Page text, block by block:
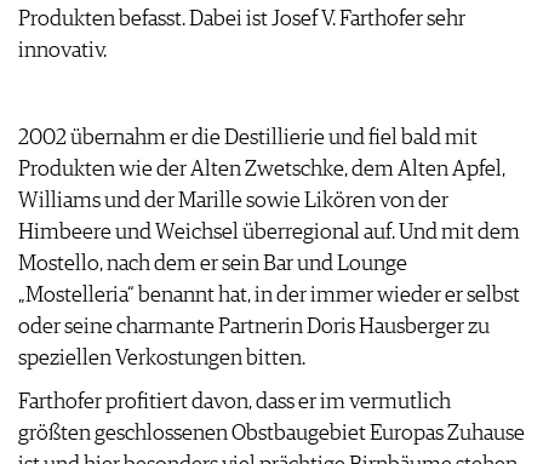
VORTEILSWELT
TRINKREIFETABELLE
ABO
WEINSUCHE
NEWSLETTER
WINE TRADE CLUB
REDAKTION
JOBS
IMPRESSUM
Produkten befasst. Dabei ist Josef V. Farthofer sehr
innovativ.
2002 übernahm er die Destillierie und fiel bald mit
Produkten wie der Alten Zwetschke, dem Alten Apfel,
Williams und der Marille sowie Likören von der
Himbeere und Weichsel überregional auf. Und mit dem
Mostello, nach dem er sein Bar und Lounge
„Mostelleria“ benannt hat, in der immer wieder er selbst
oder seine charmante Partnerin Doris Hausberger zu
speziellen Verkostungen bitten.
Farthofer profitiert davon, dass er im vermutlich
größten geschlossenen Obstbaugebiet Europas Zuhause